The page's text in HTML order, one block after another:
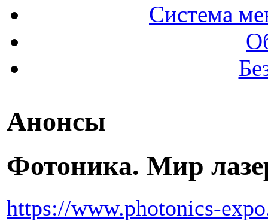
Система
Анонсы
Фотоника. Мир
https://www.photonics-